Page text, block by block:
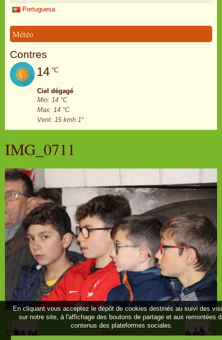
Portuguesa
Météo
Contres
14 °C
Ciel dégagé
Min: 14 °C
Max: 14 °C
Vent: 15 kmh 1°
IMG_0711
Retour
En cliquant vous acceptez le dépôt de cookies destinés au suivi des
sur notre site, à l'affichage des boutons de partage et aux remontées
contenus des plateformes sociales.